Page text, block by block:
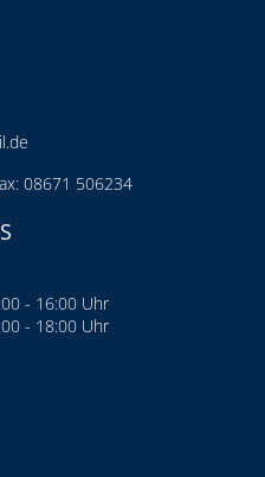
08671 506234
- 16:00 Uhr
- 18:00 Uhr